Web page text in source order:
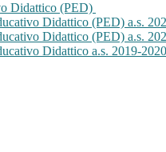
Didattico (PED)
Didattico (PED) a.s.
Didattico (PED) a.s.
Didattico a.s. 2019-2020